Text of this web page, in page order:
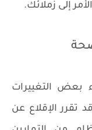
إلى زملائك.
بعض التغييرات
تقرر الإقلاع عن